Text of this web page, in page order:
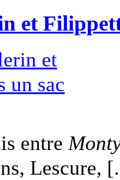
et
entre
Lescure,